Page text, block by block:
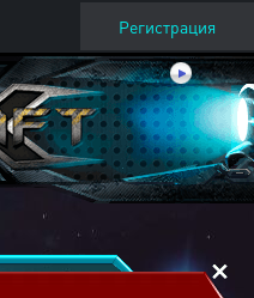
Регистрация